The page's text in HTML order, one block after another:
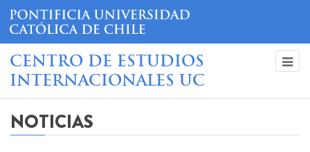
CENTRO DE ESTUDIOS
INTERNACIONALES UC
NOTICIAS